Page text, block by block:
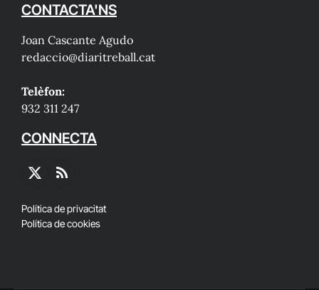
CONTACTA'NS
Joan Cascante Agudo
redaccio@diaritreball.cat
Telèfon:
932 311 247
CONNECTA
X
RSS
Política de privacitat
Política de cookies